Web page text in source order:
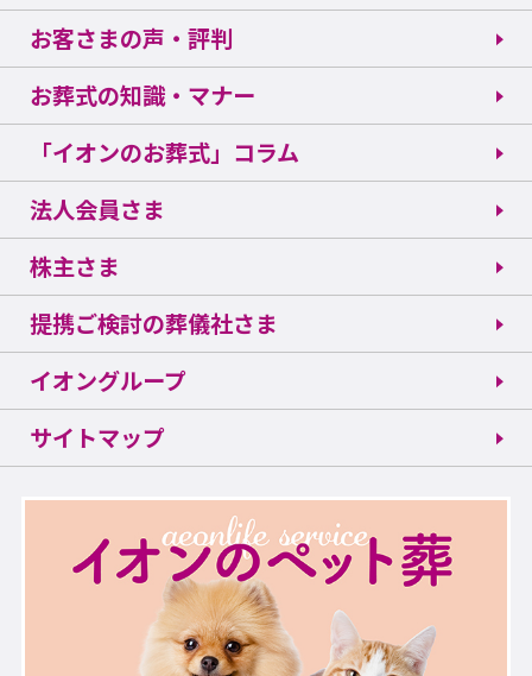
お客さまの声・評判
お葬式の知識・マナー
「イオンのお葬式」コラム
法人会員さま
株主さま
提携ご検討の葬儀社さま
イオングループ
サイトマップ